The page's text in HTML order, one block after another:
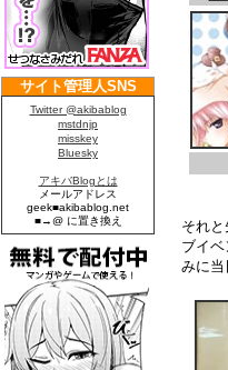
それ
ブイベ
みに当